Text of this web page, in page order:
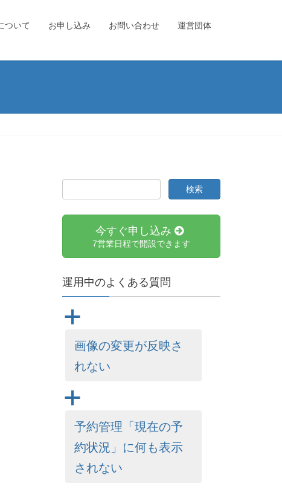
ついて お申し込み お問い合わせ 運営団体
今すぐ申し込み
7営業日程で開設できます
運用中のよくある質問
a
画像の変更が反映さ
れない
a
予約管理「現在の予
約状況」に何も表示
されない